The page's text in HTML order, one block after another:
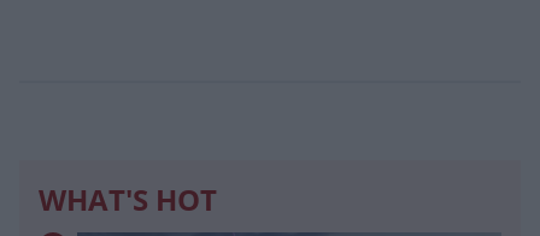
WHAT'S HOT